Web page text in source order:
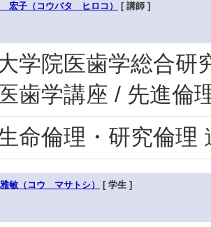
宏子（コウバタ ヒロコ） [ 講師 ]
学院医歯学総合研
医歯学講座 / 先進倫
命倫理・研究倫理
敏（コウ マサトシ） [ 学生 ]